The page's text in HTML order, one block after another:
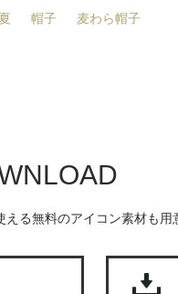
夏 帽子 麦わら帽子
る無料のアイコン素材も用